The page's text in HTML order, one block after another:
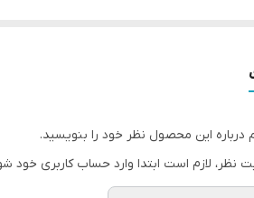
شده با عصاره نیلوفر آبی که از ریشه به
گل خطمی سفید ما به موها دو برابر درخشش
درباره این محصول نظر خود را بنویسید.
نظر، لازم است ابتدا وارد حساب کاربری خود